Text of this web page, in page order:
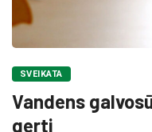
SVEIKATA
Vandens
gerti